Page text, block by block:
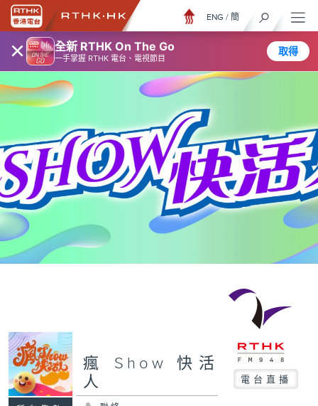
× 全新 RTHK On The Go
一手掌握 RTHK 電台、電視節目
取得
ENG / 簡
瘋 Show 快活
人
電台直播